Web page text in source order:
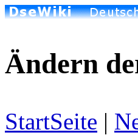
Ändern
StartSeite |